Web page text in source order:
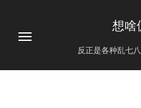
想啥
反正是各种乱七